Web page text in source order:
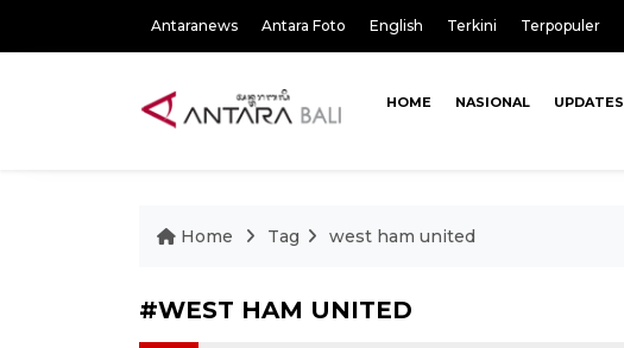
Antaranews Antara Foto English Terkini Terpopuler
HOME NASIONAL UPDATES
Home Tag west ham united
#WEST HAM UNITED